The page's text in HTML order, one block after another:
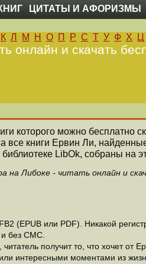
ЦИТАТЫ И АФОРИЗМЫ
К Л М Н О П Р С Т У Ф Х Ц
онлайн и скачать
которого можно бесплатно
все книги Еpвин Ли,
LibOk, собраны на
на Либоке - читать онлайн и
(EPUB или PDF). Никакой
и без СМС.
получит то, что хочет от
интересными моментами из